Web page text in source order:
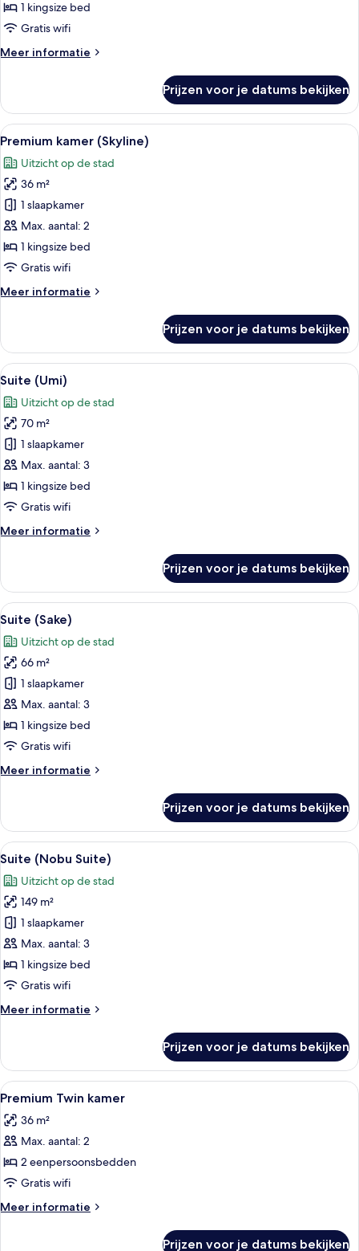
laden
1 kingsize bed
Gratis wifi
Meer informatie
Meer
suite
(Zen
Skyline)
Prijzen voor je datums bekijken
Alle
foto's
voor
Premium
kamer
(Skyline)
laden
Een moderne hotelkamer met een
7
Premium kamer (Skyline)
Uitzicht op de stad
36 m²
1 slaapkamer
Max. aantal: 2
1 kingsize bed
Gratis wifi
Meer informatie
Meer
kamer
(Skyline)
Prijzen voor je datums bekijken
Alle
foto's
voor
Suite
(Umi)
laden
Een slaapkamer met een bed, een
6
Suite (Umi)
Uitzicht op de stad
70 m²
1 slaapkamer
Max. aantal: 3
1 kingsize bed
Gratis wifi
Meer informatie
Meer
(Umi)
Prijzen voor je datums bekijken
Alle
foto's
voor
Suite
(Sake)
laden
Een hotelkamer met een groot bed,
6
Suite (Sake)
Uitzicht op de stad
66 m²
1 slaapkamer
Max. aantal: 3
1 kingsize bed
Gratis wifi
Meer informatie
Meer
(Sake)
Prijzen voor je datums bekijken
Alle
foto's
voor
Suite
(Nobu
Suite)
laden
Een moderne hotelkamer met een
6
Suite (Nobu Suite)
Uitzicht op de stad
149 m²
1 slaapkamer
Max. aantal: 3
1 kingsize bed
Gratis wifi
Meer informatie
Meer
(Nobu
Suite)
Prijzen voor je datums bekijken
Alle
foto's
voor
Premium
Twin
kamer
laden
Een hotelkamer met een bed, een
1
Premium Twin kamer
36 m²
Max. aantal: 2
2 eenpersoonsbedden
Gratis wifi
Meer informatie
Meer
Prijzen voor je datums bekijken